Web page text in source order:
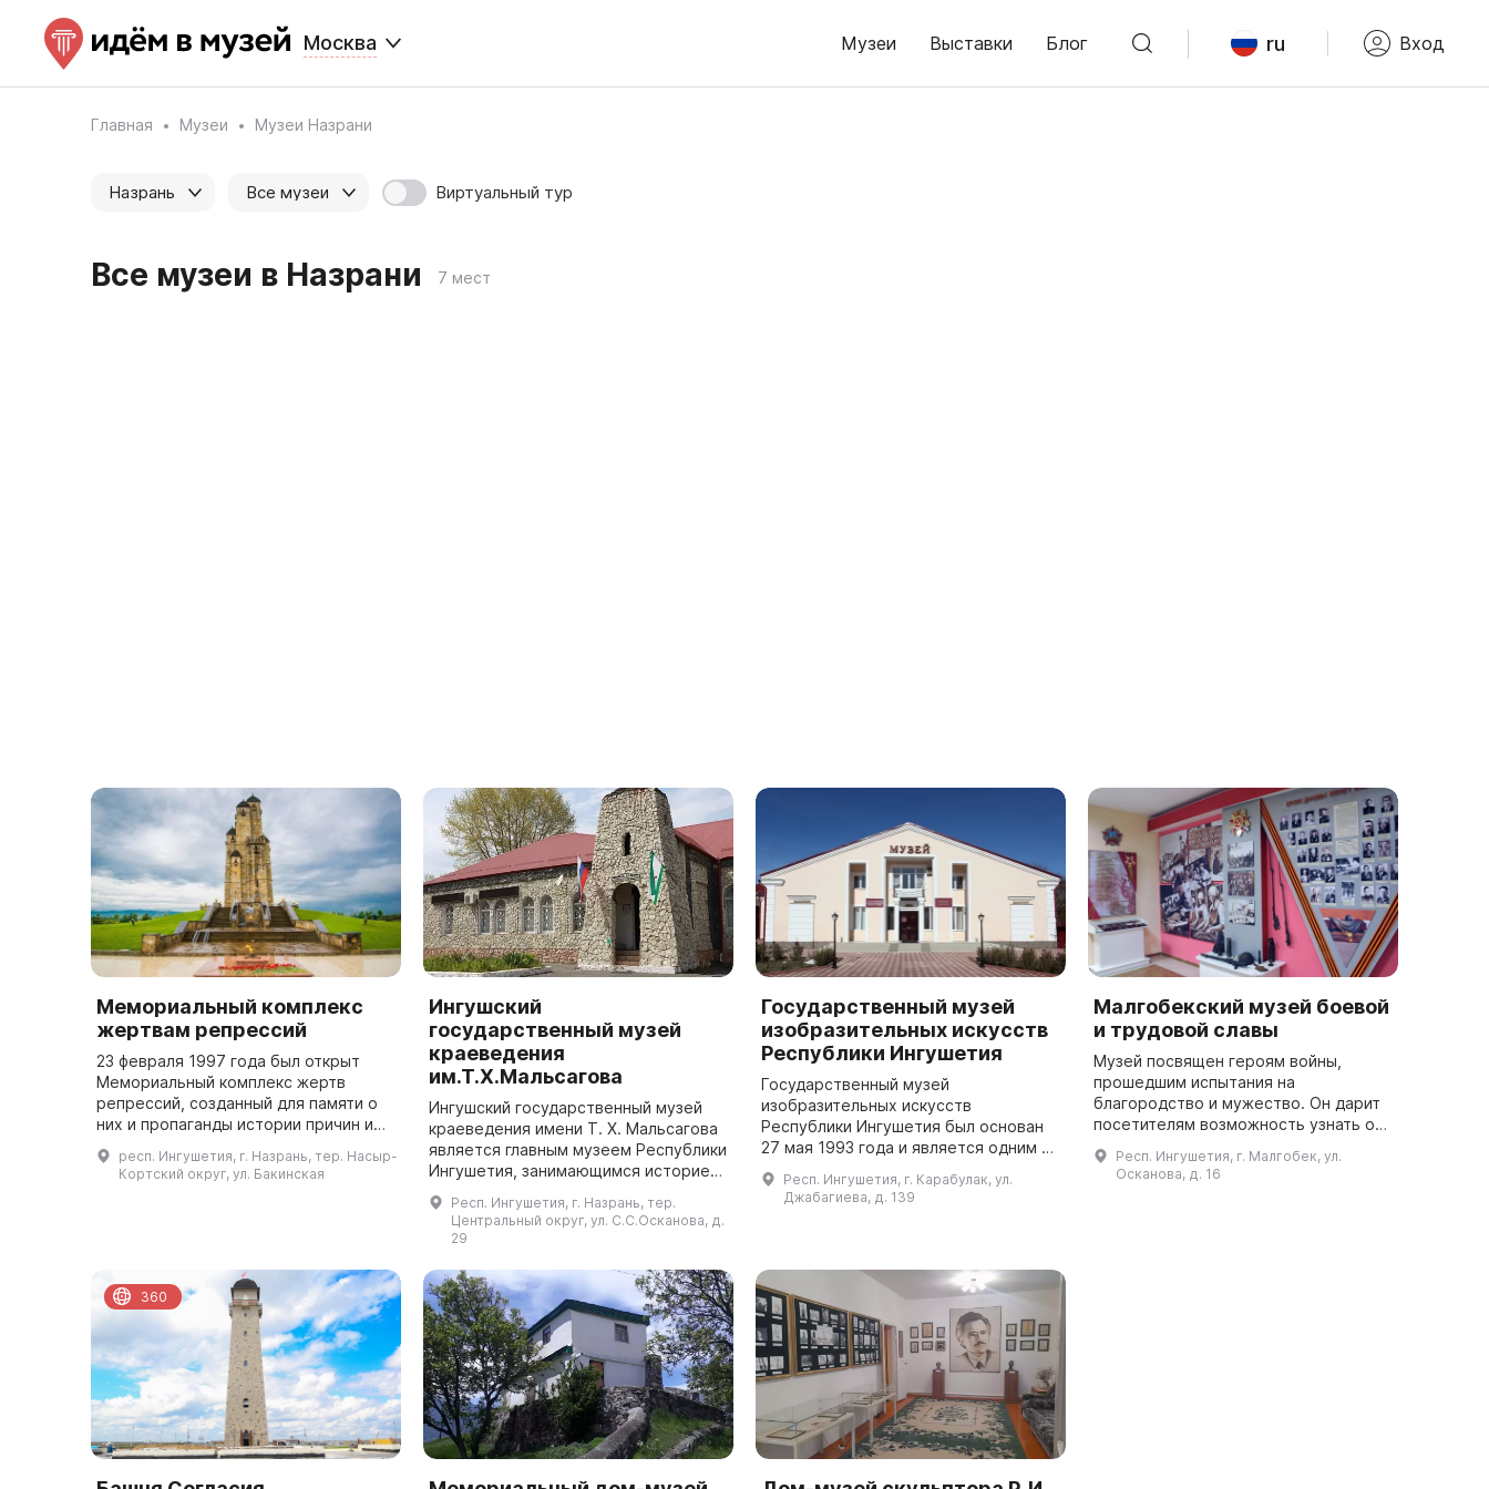
Москва Музеи Выставки Блог ru Вход
Главная Музеи Музеи Назрани
Назрань Все музеи Виртуальный тур
Все музеи в Назрани 7 мест
Мемориальный комплекс
жертвам репрессий
23 февраля 1997 года был открыт
Мемориальный комплекс жертв
репрессий, созданный для памяти о
них и пропаганды истории причин и
последствий репрессий. Автором
проекта башни, где расположены
экспозиции...
респ. Ингушетия, г. Назрань, тер. Насыр-
Кортский округ, ул. Бакинская
Ингушский
государственный музей
краеведения
им.Т.Х.Мальсагова
Ингушский государственный музей
краеведения имени Т. Х. Мальсагова
является главным музеем Республики
Ингушетия, занимающимся историей
и культурой региона. В музее
имеются два филиала: музей имени Г.
Респ. Ингушетия, г. Назрань, тер.
Центральный округ, ул. С.С.Осканова, д.
29
Государственный музей
изобразительных искусств
Республики Ингушетия
Государственный музей
изобразительных искусств
Республики Ингушетия был основан
27 мая 1993 года и является одним из
крупнейших музеев Ингушетии.
Деятельность музея охватывает
различные направления: с...
Респ. Ингушетия, г. Карабулак, ул.
Джабагиева, д. 139
Малгобекский музей боевой
и трудовой славы
Музей посвящен героям войны,
прошедшим испытания на
благородство и мужество. Он дарит
посетителям возможность узнать о
боевых деяниях и благородных
поступках героев и прославить их
память. В музее пре...
Респ. Ингушетия, г. Малгобек, ул.
Осканова, д. 16
360